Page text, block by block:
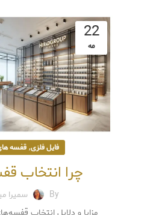
22
مه
فایل فلزی,قفسه
چرا انتخاب
By سمیرا